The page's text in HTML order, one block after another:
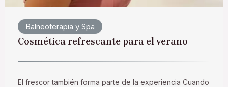
Balneoterapia y Spa
Cosmética refrescante para el verano
El frescor también forma parte de la experiencia Cuando